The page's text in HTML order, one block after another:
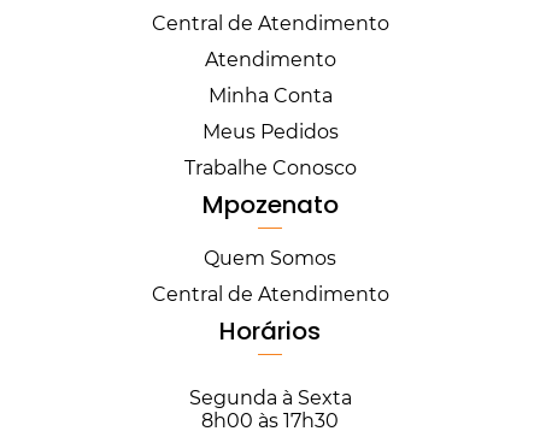
Central de Atendimento
Atendimento
Minha Conta
Meus Pedidos
Trabalhe Conosco
Mpozenato
Quem Somos
Central de Atendimento
Horários
Segunda à Sexta
8h00 às 17h30